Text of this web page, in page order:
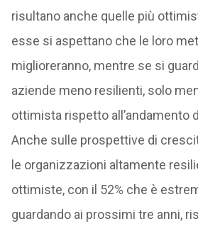
risultano anche quelle più
esse si aspettano che le loro
miglioreranno, mentre se si
aziende meno resilienti, solo
ottimista rispetto all’andamento
Anche sulle prospettive di
le organizzazioni altamente
ottimiste, con il 52% che è
guardando ai prossimi tre anni,